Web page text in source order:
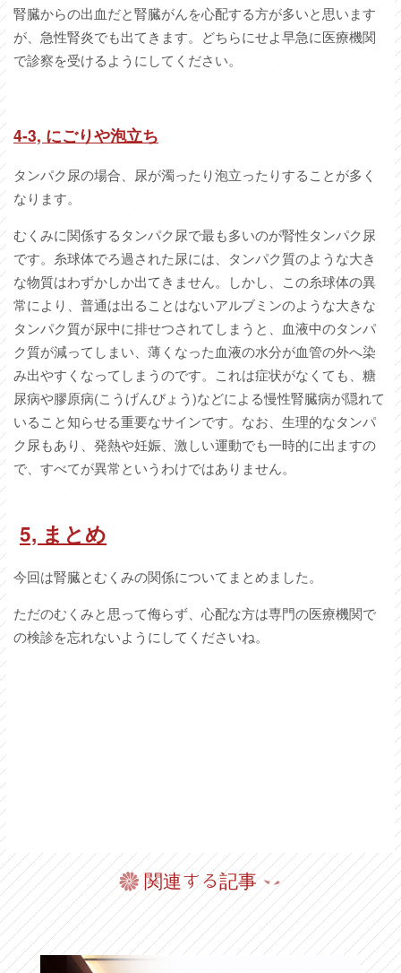
腎臓からの出血だと腎臓がんを心配する方が多いと思います
が、急性腎炎でも出てきます。どちらにせよ早急に医療機関
で診察を受けるようにしてください。
4-3, にごりや泡立ち
タンパク尿の場合、尿が濁ったり泡立ったりすることが多く
なります。
むくみに関係するタンパク尿で最も多いのが腎性タンパク尿
です。糸球体でろ過された尿には、タンパク質のような大き
な物質はわずかしか出てきません。しかし、この糸球体の異
常により、普通は出ることはないアルブミンのような大きな
タンパク質が尿中に排せつされてしまうと、血液中のタンパ
ク質が減ってしまい、薄くなった血液の水分が血管の外へ染
み出やすくなってしまうのです。これは症状がなくても、糖
尿病や膠原病(こうげんびょう)などによる慢性腎臓病が隠れて
いること知らせる重要なサインです。なお、生理的なタンパ
ク尿もあり、発熱や妊娠、激しい運動でも一時的に出ますの
で、すべてが異常というわけではありません。
5, まとめ
今回は腎臓とむくみの関係についてまとめました。
ただのむくみと思って侮らず、心配な方は専門の医療機関で
の検診を忘れないようにしてくださいね。
関連する記事